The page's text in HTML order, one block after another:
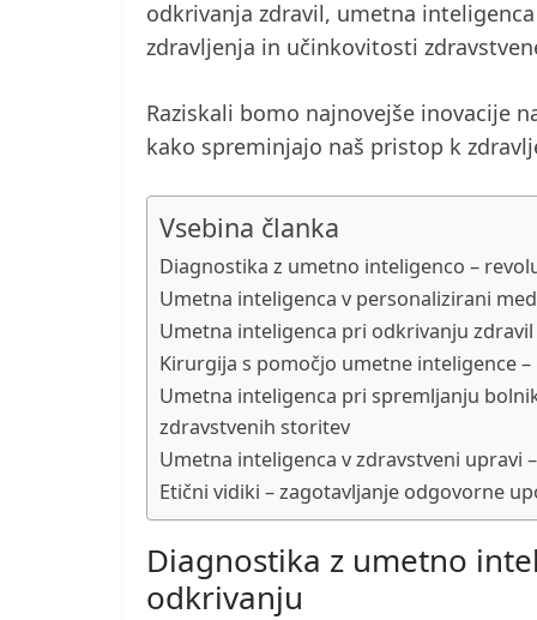
odkrivanja zdravil, umetna
zdravljenja in učinkovitosti
Raziskali bomo najnovejše inovacije
kako spreminjajo naš pristop k
Vsebina članka
Diagnostika z umetno inteligenco –
Umetna inteligenca v personalizirani
Umetna inteligenca pri odkrivanju
Kirurgija s pomočjo umetne inteligence
Umetna inteligenca pri spremljanju
zdravstvenih storitev
Umetna inteligenca v zdravstveni upravi
Etični vidiki – zagotavljanje odgovorne
Diagnostika z umetno
odkrivanju